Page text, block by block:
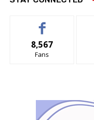
8,567
Fans